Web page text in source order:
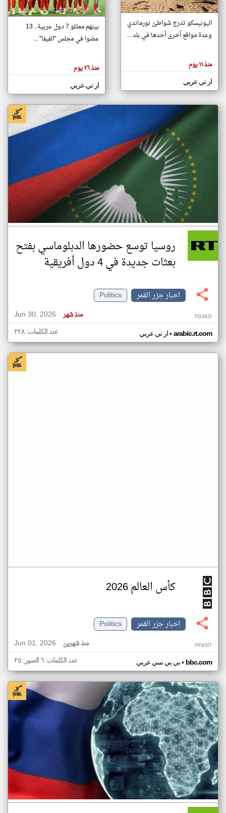
تغيير الدولة
اخبار جزر القمر على مدار الساعة
أهم اخبار جزر القمر العاجلة والمباشرة
هنا عن
وجهة
كاتبيها.
اليونيسكو تدرج شواطئ نورماندي
وعدة مواقع أخرى أحدها في بلد ...
منذ ١١ يوم
ار تي عربي
بينهم ممثلو 7 دول عربية.. 13
عضوا في مجلس "الفيفا" ...
منذ ٢٦ يوم
ار تي عربي
روسيا توسع حضورها الدبلوماسي بفتح
بعثات جديدة في 4 دول أفريقية
اخبار جزر القمر
Politics
Jun 30, 2026
منذ شهر TG39ZI
ار تي عربي• arabic.rt.com عدد الكلمات: ٢٢٨
كأس العالم 2026
اخبار جزر القمر
Politics
Jun 01, 2026
منذ شهرين PF63IT
بي بي سي عربي• bbc.com عدد الكلمات: ٦ الصور: ٢٥
klyoum.com